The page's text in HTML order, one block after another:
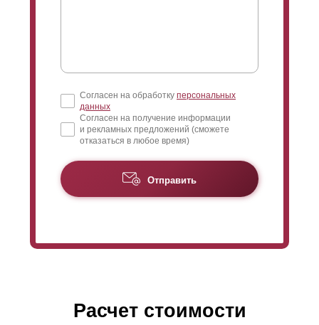
Согласен на обработку персональных
данных
Согласен на получение информации
и рекламных предложений (сможете
отказаться в любое время)
Отправить
Расчет стоимости